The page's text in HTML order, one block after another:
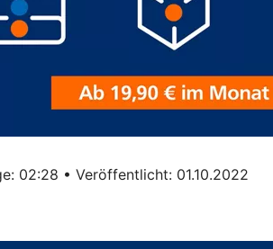
02:28 • Veröffentlicht: 01.10.2022